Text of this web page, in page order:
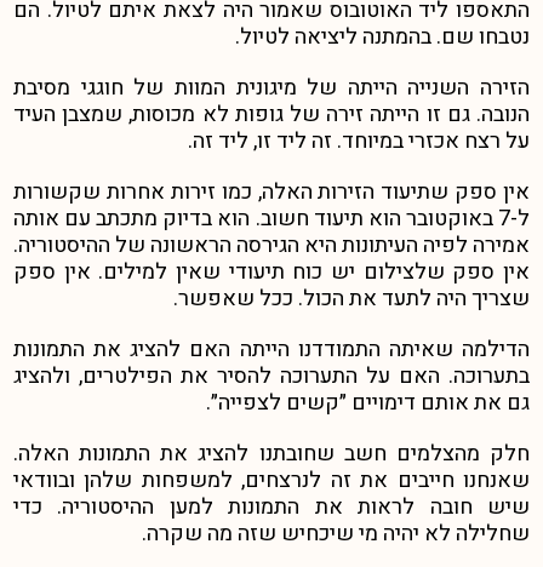
התאספו ליד האוטובוס שאמור היה לצאת איתם לטיול. הם
נטבחו שם. בהמתנה ליציאה לטיול.
הזירה השנייה הייתה של מיגונית המוות של חוגגי מסיבת
הנובה. גם זו הייתה זירה של גופות לא מכוסות, שמצבן העיד
על רצח אכזרי במיוחד. זה ליד זו, ליד זה.
אין ספק שתיעוד הזירות האלה, כמו זירות אחרות שקשורות
ל-7 באוקטובר הוא תיעוד חשוב. הוא בדיוק מתכתב עם אותה
אמירה לפיה העיתונות היא הגירסה הראשונה של ההיסטוריה.
אין ספק שלצילום יש כוח תיעודי שאין למילים. אין ספק
שצריך היה לתעד את הכול. ככל שאפשר.
הדילמה שאיתה התמודדנו הייתה האם להציג את התמונות
בתערוכה. האם על התערוכה להסיר את הפילטרים, ולהציג
גם את אותם דימויים ״קשים לצפייה״.
חלק מהצלמים חשב שחובתנו להציג את התמונות האלה.
שאנחנו חייבים את זה לנרצחים, למשפחות שלהן ובוודאי
שיש חובה לראות את התמונות למען ההיסטוריה. כדי
שחלילה לא יהיה מי שיכחיש שזה מה שקרה.